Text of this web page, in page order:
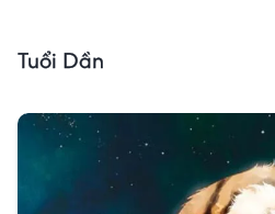
Tuổi Dần